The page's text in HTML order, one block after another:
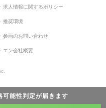
可能性判定が届きます
求人情報に関するポリシー
推奨環境
参画のお問い合わせ
エン会社概要